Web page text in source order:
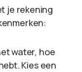
je rekening
water, hoe
Kies een